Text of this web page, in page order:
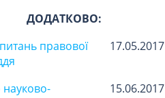
ДОДАТКОВО:
правової
17.05.2017
15.06.2017